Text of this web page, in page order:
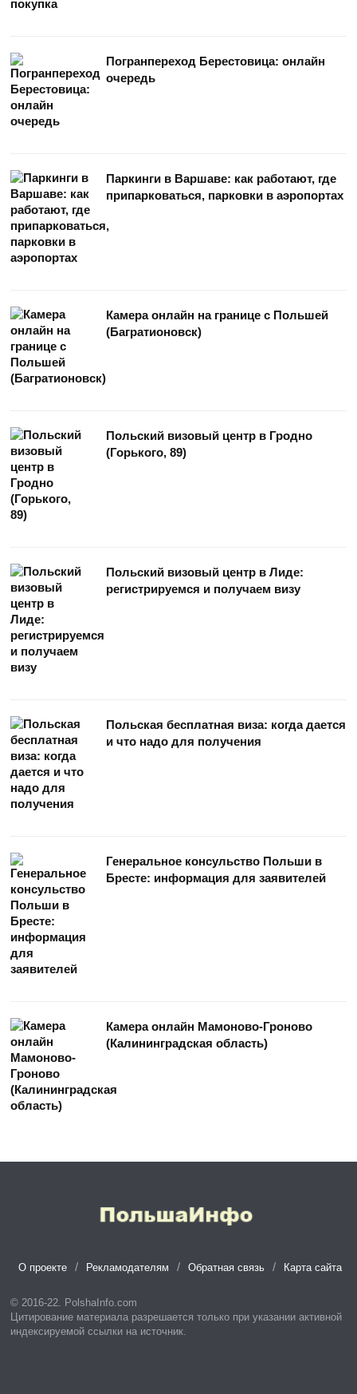
Погранпереход Берестовица: онлайн
очередь
Паркинги в Варшаве: как работают, где
припарковаться, парковки в аэропортах
Камера онлайн на границе с Польшей
(Багратионовск)
Польский визовый центр в Гродно
(Горького, 89)
Польский визовый центр в Лиде:
регистрируемся и получаем визу
Польская бесплатная виза: когда дается
и что надо для получения
Генеральное консульство Польши в
Бресте: информация для заявителей
Камера онлайн Мамоново-Гроново
(Калининградская область)
О проекте Рекламодателям Обратная связь Карта сайта
© 2016-22. PolshaInfo.com
Цитирование материала разрешается только при указании активной
индексируемой ссылки на источник.